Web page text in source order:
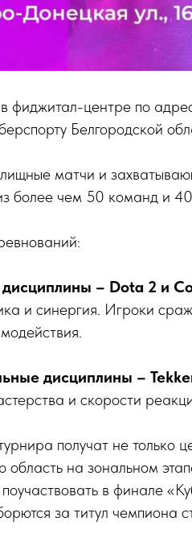
в фиджитал-центре по
Белгородской
матчи и
более чем 50 команд и
– Dota 2 и
и синергия. Игроки
дисциплины –
и скорости
получат не только
область на зональном
в финале
за титул чемпиона